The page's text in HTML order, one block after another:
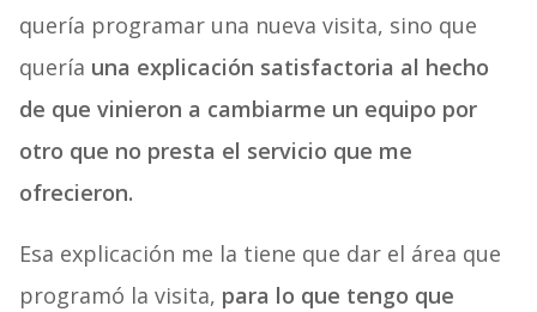
quería programar una nueva visita, sino que
quería una explicación satisfactoria al hecho
de que vinieron a cambiarme un equipo por
otro que no presta el servicio que me
ofrecieron.
Esa explicación me la tiene que dar el área que
programó la visita, para lo que tengo que